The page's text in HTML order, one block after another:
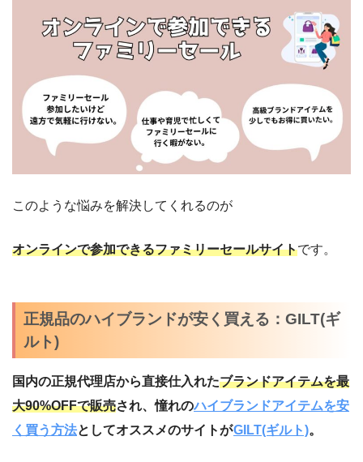
このような悩みを解決してくれるのが
オンラインで参加できるファミリーセールサイトです。
正規品のハイブランドが安く買える：GILT(ギ
ルト)
国内の正規代理店から直接仕入れたブランドアイテムを最
大90%OFFで販売され、憧れのハイブランドアイテムを安
く買う方法としてオススメのサイトがGILT(ギルト)。